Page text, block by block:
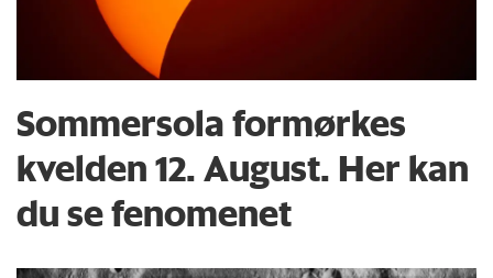
Sommersola formørkes
kvelden 12. August. Her kan
du se fenomenet